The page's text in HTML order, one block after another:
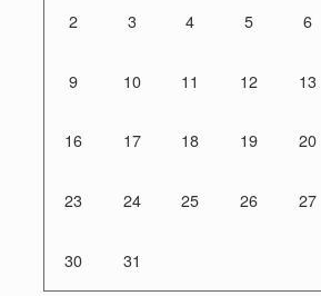
2 3 4 5 6
9 10 11 12 13
16 17 18 19 20
23 24 25 26 27
30 31